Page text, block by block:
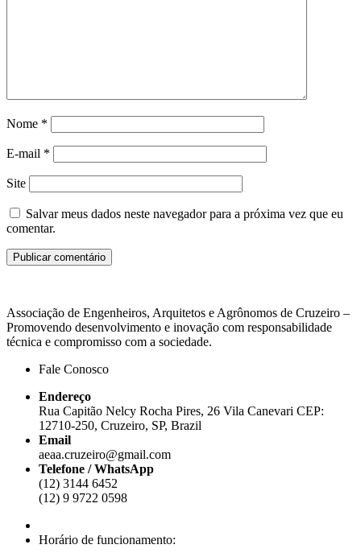
Nome *
E-mail *
Site
Salvar meus dados neste navegador para a próxima vez que eu
comentar.
Associação de Engenheiros, Arquitetos e Agrônomos de Cruzeiro –
Promovendo desenvolvimento e inovação com responsabilidade
técnica e compromisso com a sociedade.
Fale Conosco
Endereço
Rua Capitão Nelcy Rocha Pires, 26 Vila Canevari CEP:
12710-250, Cruzeiro, SP, Brazil
Email
aeaa.cruzeiro@gmail.com
Telefone / WhatsApp
(12) 3144 6452
(12) 9 9722 0598
Horário de funcionamento: